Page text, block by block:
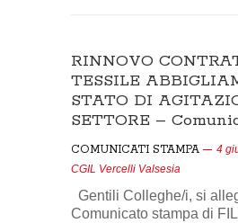
RINNOVO
TESSILE
STATO DI
SETTORE –
COMUNICATI STAMPA 4
CGIL Vercelli Valsesia
Gentili Colleghe/i, si
Comunicato stampa di